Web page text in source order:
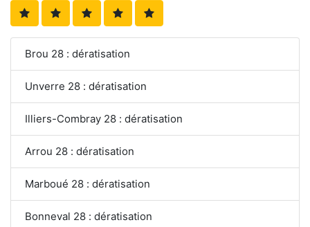
Brou 28 : dératisation
Unverre 28 : dératisation
Illiers-Combray 28 : dératisation
Arrou 28 : dératisation
Marboué 28 : dératisation
Bonneval 28 : dératisation